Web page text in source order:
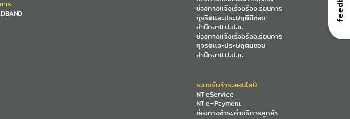
าร
ช่องทางแจ้งเรื่องร้องเรียนการ
ทุจริตและประพฤติมิชอบ
สำนักงาน ป.ป.ช.
ช่องทางแจ้งเรื่องร้องเรียนการ
ทุจริตและประพฤติมิชอบ
สำนักงาน ป.ป.ท.
ระบบรับชำระออนไลน์
NT eService
NT e-Payment
ช่องทางชำระค่าบริการลูกค้า